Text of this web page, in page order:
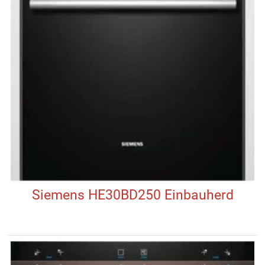
Siemens HE30BD250 Einbauherd